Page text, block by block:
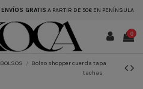
ENVÍOS GRATIS A PARTIR DE 50€ EN PENÍNSULA
0
BOLSOS
Bolso shopper cuerda tapa
tachas